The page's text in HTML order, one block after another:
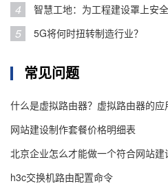
4 智慧工地：为工程建设罩上安
5 5G将何时扭转制造行业？
常见问题
什么是虚拟路由器？虚拟路由器的应
网站建设制作套餐价格明细表
北京企业怎么才能做一个符合网站
h3c交换机路由配置命令